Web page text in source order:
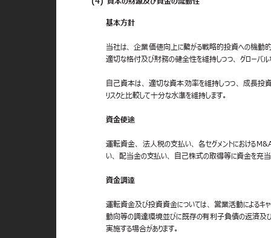
基本方針
当社は、 企業価値向上に繋がる戦略的投資への機
適切な格付及び財務の健全性を維持しつつ、 グローバ
自己資本は、 適切な資本効率を維持しつつ、 成長投
リスクと比較して十分な水準を維持します。
資金使途
運転資金、 法人税の支払い、 各セグメントにおけ
い、 配当金の支払い、 自己株式の取得等に資金を充
資金調達
運転資金及び投資資金については、 営業活動によるキ
動向等の調達環境並びに既存の有利子負債の返済
実施する場合があります。